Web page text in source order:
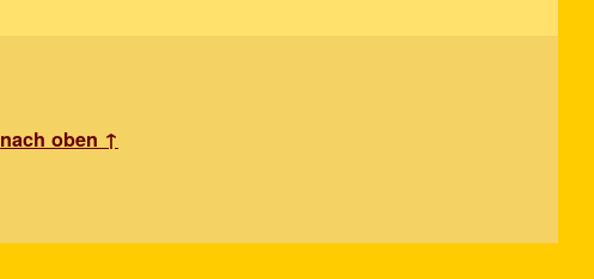
nach oben ↑